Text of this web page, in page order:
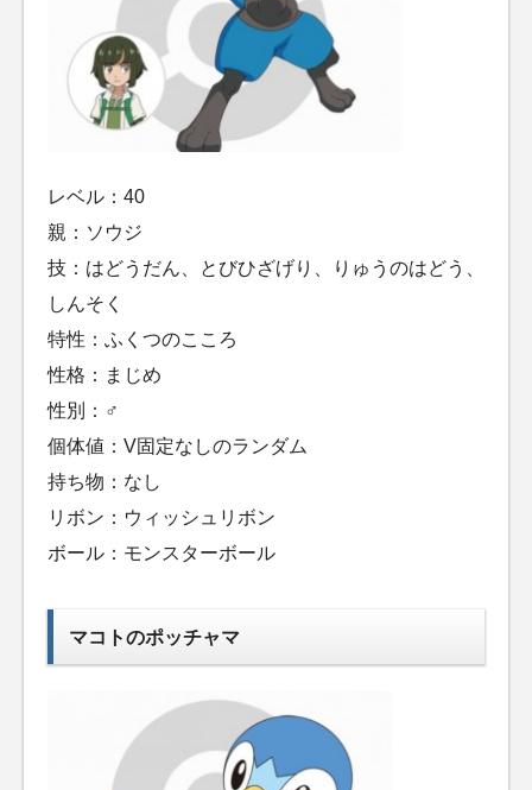
レベル：40
親：ソウジ
技：はどうだん、とびひざげり、りゅうのはどう、
しんそく
特性：ふくつのこころ
性格：まじめ
性別：♂
個体値：V固定なしのランダム
持ち物：なし
リボン：ウィッシュリボン
ボール：モンスターボール
マコトのポッチャマ